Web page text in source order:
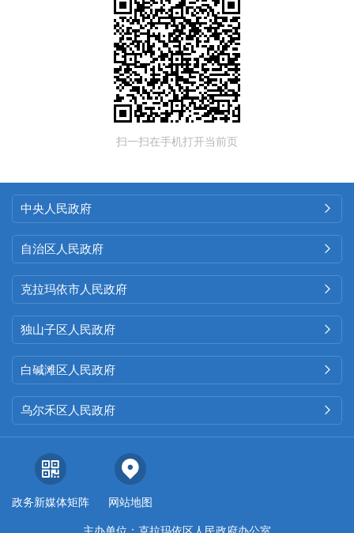
扫一扫在手机打开当前页
中央人民政府 
自治区人民政府 
克拉玛依市人民政府 
独山子区人民政府 
白碱滩区人民政府 
乌尔禾区人民政府 
政务新媒体矩阵 网站地图
主办单位：克拉玛依区人民政府办公室